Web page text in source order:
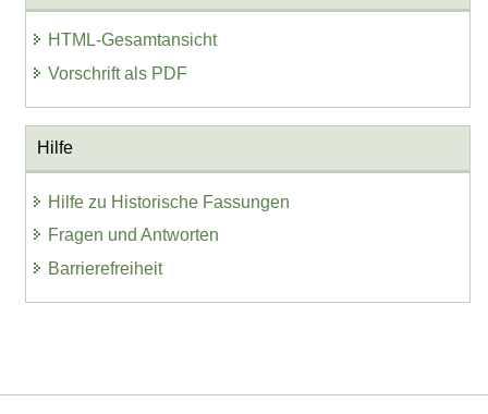
HTML-Gesamtansicht
Vorschrift als PDF
Hilfe
Hilfe zu Historische Fassungen
Fragen und Antworten
Barrierefreiheit